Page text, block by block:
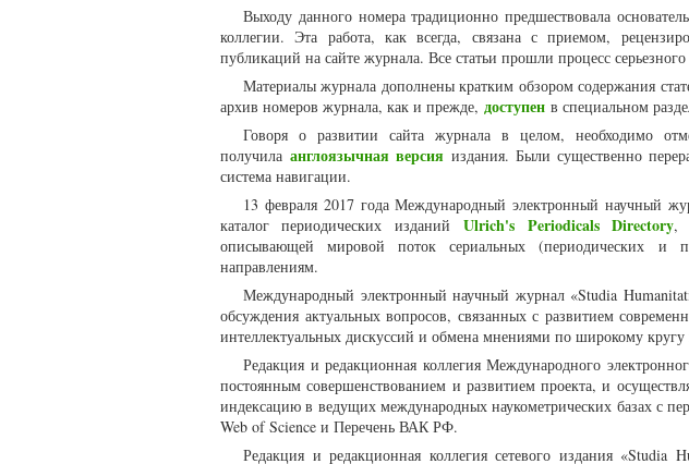
Выходу данного номера традиционно предшествовала
коллегии. Эта работа, как всегда, связана с приемом,
публикаций на сайте журнала. Все статьи прошли процесс
Материалы журнала дополнены кратким обзором содержания
архив номеров журнала, как и прежде, доступен в специальном
Говоря о развитии сайта журнала в целом, необходимо
получила англоязычная версияиздания. Были существенно
система навигации.
13 февраля 2017 года Международный электронный научный
каталог периодических изданийUlrich's Periodicals Directory,
описывающей мировой поток сериальных (периодических и
направлениям.
Международный электронный научный журнал «Studia
обсуждения актуальных вопросов, связанных с развитием
интеллектуальных дискуссий и обмена мнениями по широкому
Редакция и редакционная коллегия Международного
постоянным совершенствованием и развитием проекта, и
индексацию в ведущих международных наукометрических базах с
Web of Science и Перечень ВАК РФ.
Редакция и редакционная коллегия сетевого издания «Studia